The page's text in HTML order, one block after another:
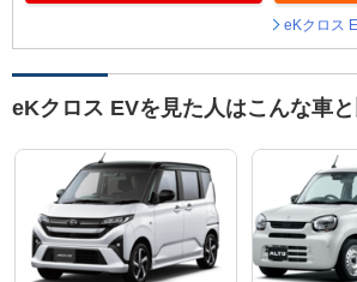
eKクロス
eKクロス EVを見た人はこんな車